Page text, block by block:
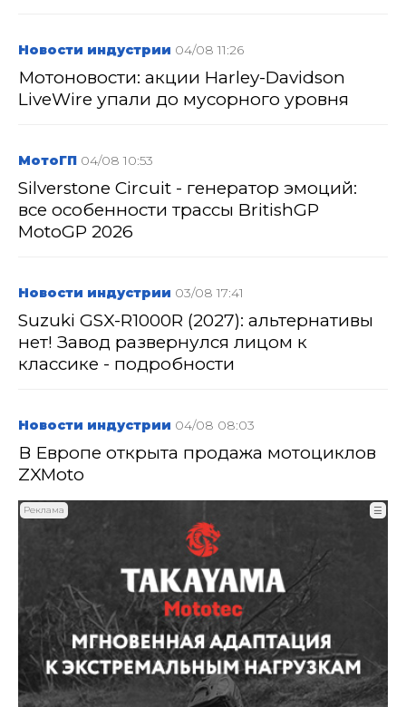
Новости индустрии 04/08 11:26
Мотоновости: акции Harley-Davidson
LiveWire упали до мусорного уровня
МотоГП 04/08 10:53
Silverstone Circuit - генератор эмоций:
все особенности трассы BritishGP
MotoGP 2026
Новости индустрии 03/08 17:41
Suzuki GSX-R1000R (2027): альтернативы
нет! Завод развернулся лицом к
классике - подробности
Новости индустрии 04/08 08:03
В Европе открыта продажа мотоциклов
ZXMoto
Реклама ☰